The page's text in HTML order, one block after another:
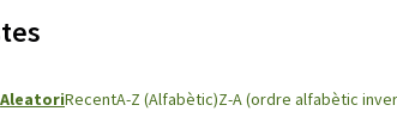
AleatoriRecentA-Z (Alfabètic)Z-A (ordre alfabètic